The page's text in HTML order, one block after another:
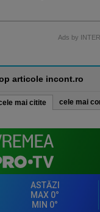
Ads by
articole incont.ro
mai citite cele mai